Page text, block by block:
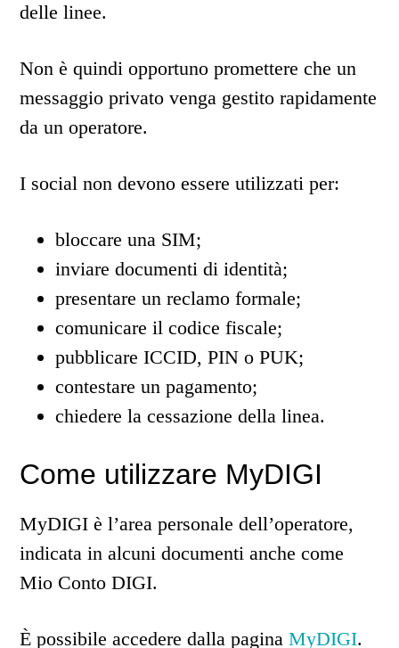
delle linee.
Non è quindi opportuno promettere che un
messaggio privato venga gestito rapidamente
da un operatore.
I social non devono essere utilizzati per:
bloccare una SIM;
inviare documenti di identità;
presentare un reclamo formale;
comunicare il codice fiscale;
pubblicare ICCID, PIN o PUK;
contestare un pagamento;
chiedere la cessazione della linea.
Come utilizzare MyDIGI
MyDIGI è l’area personale dell’operatore,
indicata in alcuni documenti anche come
Mio Conto DIGI.
È possibile accedere dalla paginaMyDIGI.